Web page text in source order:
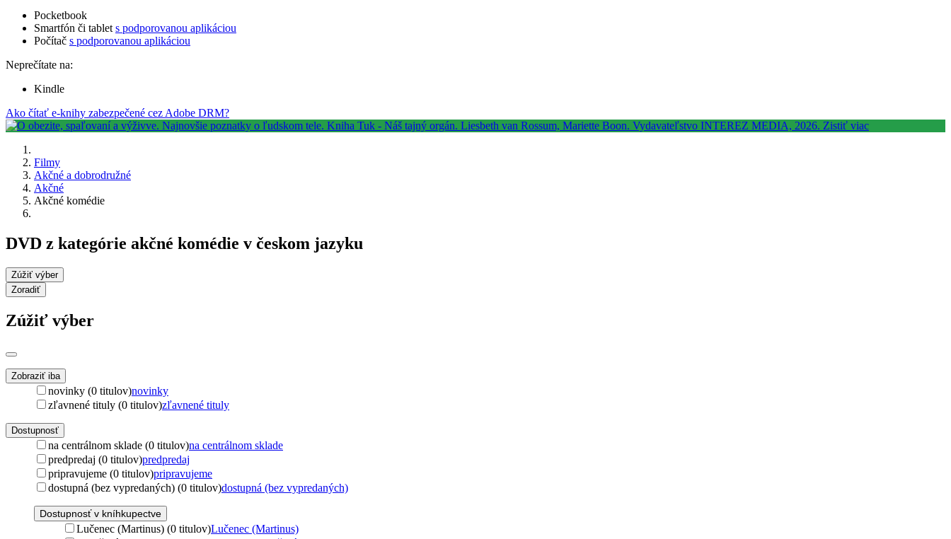
Pocketbook
Smartfón či tablet s podporovanou aplikáciou
Počítač s podporovanou aplikáciou
Neprečítate na:
Kindle
Ako čítať e-knihy zabezpečené cez Adobe DRM?
Filmy
Akčné a dobrodružné
Akčné
Akčné komédie
DVD z kategórie akčné komédie v českom jazyku
Zúžiť výber
Zoradiť
Zúžiť výber
Zobraziť iba
novinky (0 titulov)novinky
zľavnené tituly (0 titulov)zľavnené tituly
Dostupnosť
na centrálnom sklade (0 titulov)na centrálnom sklade
predpredaj (0 titulov)predpredaj
pripravujeme (0 titulov)pripravujeme
dostupná (bez vypredaných) (0 titulov)dostupná (bez vypredaných)
Dostupnosť v kníhkupectve
Lučenec (Martinus) (0 titulov)Lučenec (Martinus)